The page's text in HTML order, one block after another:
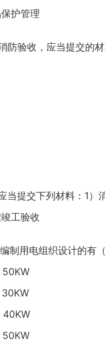
护管理
防验收，应当提交的
当提交下列材料：1
工验收
制用电组织设计的有
50KW
30KW
40KW
50KW